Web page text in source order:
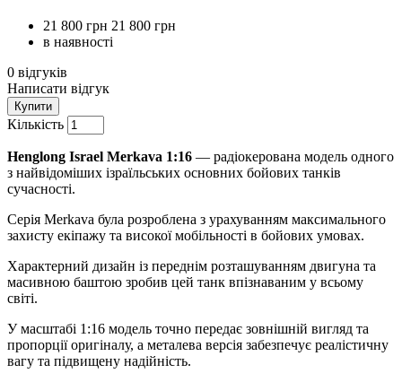
21 800 грн 21 800 грн
в наявності
0 відгуків
Написати відгук
Купити
Кількість
Henglong Israel Merkava 1:16 — радіокерована модель одного
з найвідоміших ізраїльських основних бойових танків
сучасності.
Серія Merkava була розроблена з урахуванням максимального
захисту екіпажу та високої мобільності в бойових умовах.
Характерний дизайн із переднім розташуванням двигуна та
масивною баштою зробив цей танк впізнаваним у всьому
світі.
У масштабі 1:16 модель точно передає зовнішній вигляд та
пропорції оригіналу, а металева версія забезпечує реалістичну
вагу та підвищену надійність.